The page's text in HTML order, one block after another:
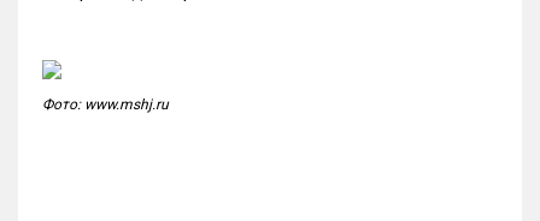
Фото: www.mshj.ru